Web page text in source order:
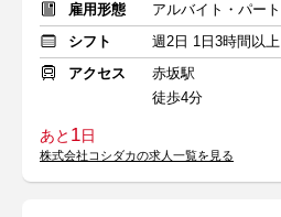
雇用形態
アルバイト・パート
シフト
週2日 1日3時間以上
アクセス
赤坂駅
徒歩4分
あと 1日
株式会社コシダカの求人一覧を見る